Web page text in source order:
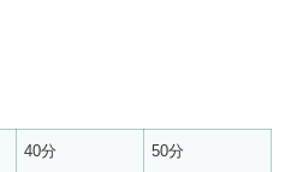
40分 50分